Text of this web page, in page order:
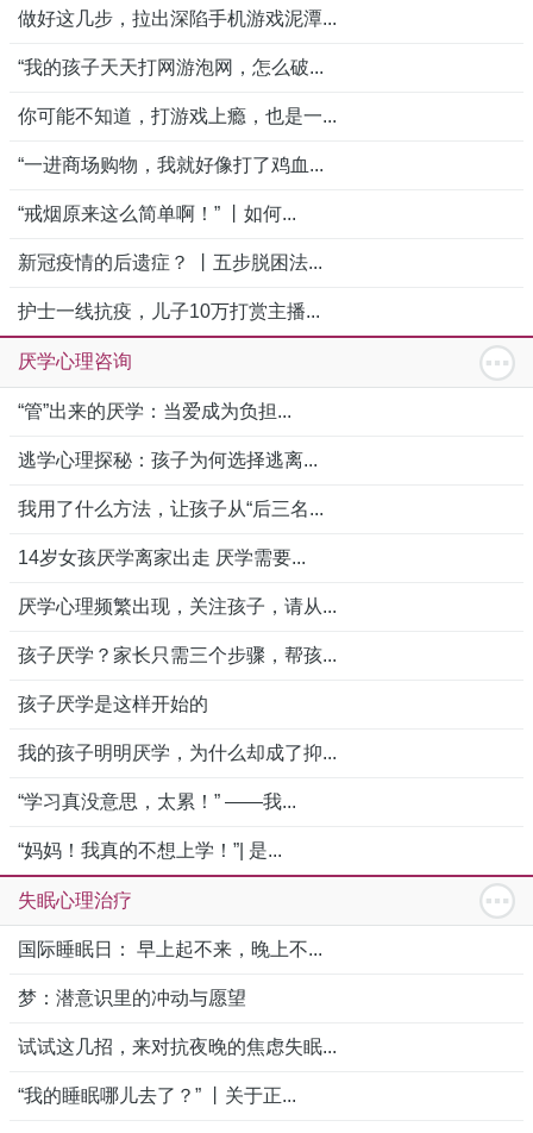
做好这几步，拉出深陷手机游戏泥潭...
“我的孩子天天打网游泡网，怎么破...
你可能不知道，打游戏上瘾，也是一...
“一进商场购物，我就好像打了鸡血...
“戒烟原来这么简单啊！” 丨如何...
新冠疫情的后遗症？ 丨五步脱困法...
护士一线抗疫，儿子10万打赏主播...
厌学心理咨询
“管”出来的厌学：当爱成为负担...
逃学心理探秘：孩子为何选择逃离...
我用了什么方法，让孩子从“后三名...
14岁女孩厌学离家出走 厌学需要...
厌学心理频繁出现，关注孩子，请从...
孩子厌学？家长只需三个步骤，帮孩...
孩子厌学是这样开始的
我的孩子明明厌学，为什么却成了抑...
“学习真没意思，太累！” ——我...
“妈妈！我真的不想上学！”| 是...
失眠心理治疗
国际睡眠日： 早上起不来，晚上不...
梦：潜意识里的冲动与愿望
试试这几招，来对抗夜晚的焦虑失眠...
“我的睡眠哪儿去了？” 丨关于正...